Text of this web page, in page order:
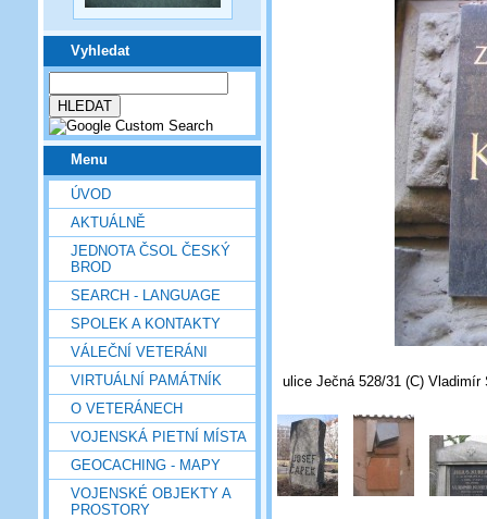
Vyhledat
Menu
ÚVOD
AKTUÁLNĚ
JEDNOTA ČSOL ČESKÝ
BROD
SEARCH - LANGUAGE
SPOLEK A KONTAKTY
VÁLEČNÍ VETERÁNI
VIRTUÁLNÍ PAMÁTNÍK
O VETERÁNECH
VOJENSKÁ PIETNÍ MÍSTA
GEOCACHING - MAPY
VOJENSKÉ OBJEKTY A
PROSTORY
ulice Ječná 528/31 (C) Vladimír